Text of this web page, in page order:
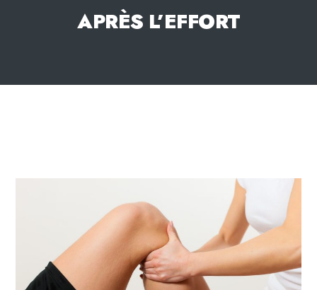
APRÈS L’EFFORT